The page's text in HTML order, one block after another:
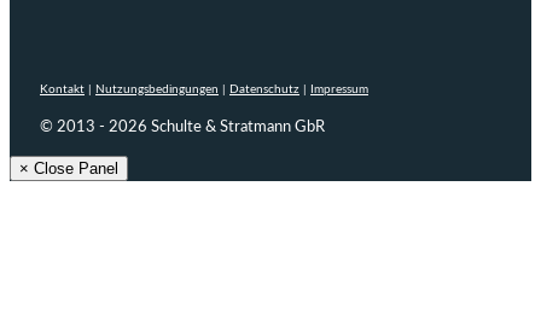
Kontakt Nutzungsbedingungen Datenschutz Impressum
© 2013 - 2026 Schulte & Stratmann GbR
× Close Panel